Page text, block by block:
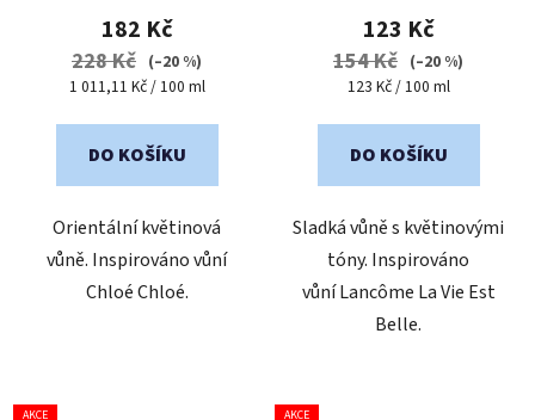
182 Kč
228 Kč (–20 %)
Měrná
1 011,11 Kč / 100 ml
DO KOŠÍKU
Orientální květinová
vůně. Inspirováno vůní
Chloé Chloé.
produktu
je
4,7
5
123 Kč
154 Kč (–20 %)
Měrná
123 Kč / 100 ml
DO KOŠÍKU
Sladká vůně s květinovými
tóny. Inspirováno
vůní Lancôme La Vie Est
Belle.
AKCE AKCE